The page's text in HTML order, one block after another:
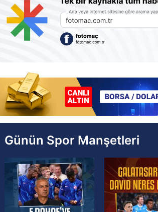
Günün Spor Manşetleri